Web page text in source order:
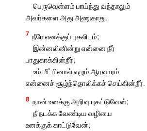
பெருவெள்ளம் பாய்ந்து வந்தாலும்
அவர்களை அது அணுகாது.
7 நீரே எனக்குப் புகலிடம்;
இன்னலினின்று என்னை நீர்
பாதுகாக்கின்றீர்;
உம் மீட்பினால் எழும் ஆரவாரம்
என்னைச் சூழ்ந்தொலிக்கச் செய்கின்றீர்.
8 நான் உனக்கு அறிவு புகட்டுவேன்;
நீ நடக்க வேண்டிய வழியை
உனக்குக் காட்டுவேன்;